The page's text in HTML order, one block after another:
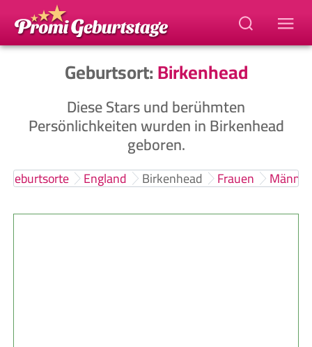
Geburtsort:Birkenhead
Diese Stars und berühmten
Persönlichkeiten wurden in Birkenhead
geboren.
Geburtsorte England Birkenhead Frauen Männer